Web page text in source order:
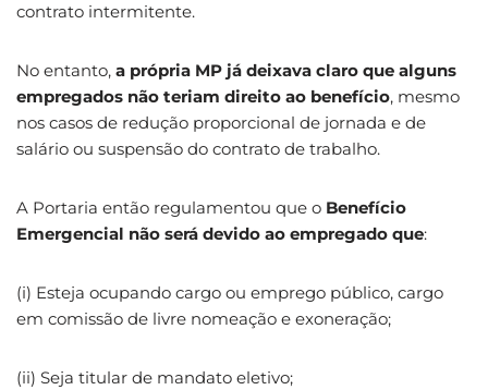
contrato intermitente.
No entanto, a própria MP já deixava claro que alguns
empregados não teriam direito ao benefício, mesmo
nos casos de redução proporcional de jornada e de
salário ou suspensão do contrato de trabalho.
A Portaria então regulamentou que o Benefício
Emergencial não será devido ao empregado que:
(i) Esteja ocupando cargo ou emprego público, cargo
em comissão de livre nomeação e exoneração;
(ii) Seja titular de mandato eletivo;